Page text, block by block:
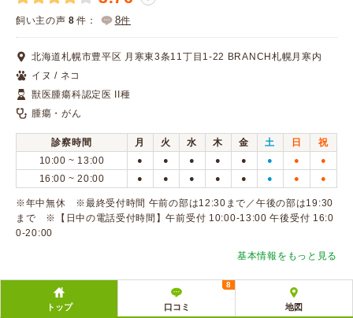
Calooペットとは？
口コミ投稿
飼い主の声 8 件： 8件
北海道札幌市豊平区 月寒東3条11丁目1-22 BRANCH札幌月寒内
イヌ / ネコ
獣医腫瘍科認定医 II種
腫瘍・がん
診察時間 月 火 水 木 金 土 日
祝
10:00 ~ 13:00
● ● ● ● ● ● ● ●
16:00 ~ 20:00 ● ● ● ● ● ● ● ●
※年中無休 ※最終受付時間 午前の部は12:30まで／午後の部は19:30
まで ※【日中の電話受付時間】午前受付 10:00-13:00 午後受付 16:0
0-20:00
基本情報をもっと見る
トップ 口コミ
8
地図